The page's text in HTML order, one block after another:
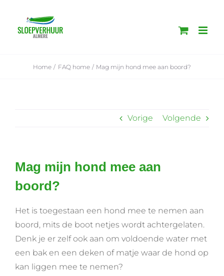
inhoud
Home FAQ home Mag mijn hond mee aan boord?
Vorige Volgende
Mag mijn hond mee aan
boord?
Het is toegestaan een hond mee te nemen aan
boord, mits de boot netjes wordt achtergelaten.
Denk je er zelf ook aan om voldoende water met
een bak en een deken of matje waar de hond op
kan liggen mee te nemen?